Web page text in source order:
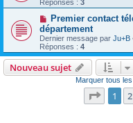
Réponses : 3
Premier contact
département
Dernier message par Ju+B
Réponses : 4
Nouveau sujet
Marquer tous
Page 1
1 2